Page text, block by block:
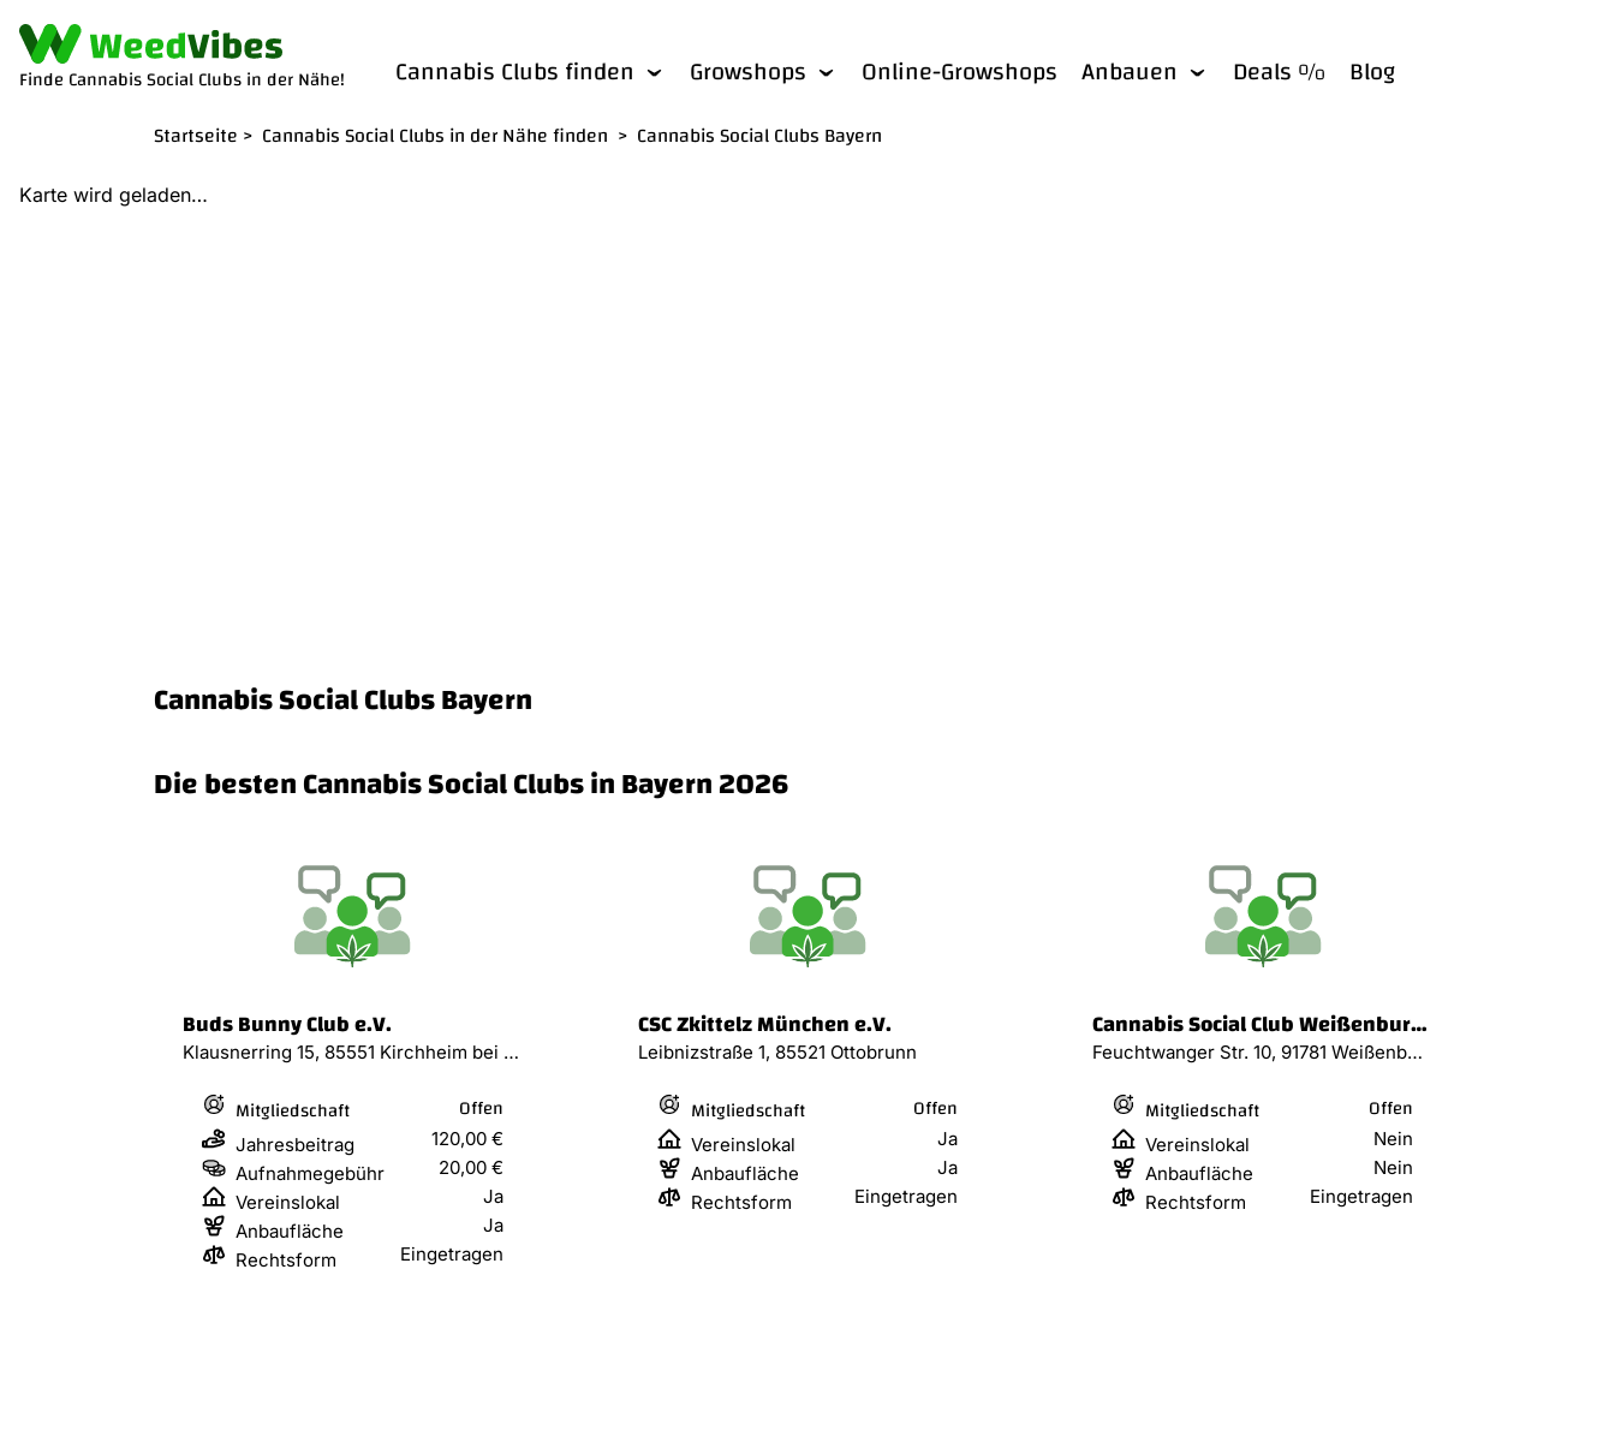
Finde Cannabis Social Clubs in der Nähe! Cannabis Clubs finden Growshops Online-Growshops Anbauen Deals % Blog
Startseite > Cannabis Social Clubs in der Nähe finden > Cannabis Social Clubs Bayern
Karte wird geladen…
Cannabis Social Clubs Bayern
Die besten Cannabis Social Clubs in Bayern 2026
Buds Bunny Club e.V.
Klausnerring 15, 85551 Kirchheim bei München
Mitgliedschaft Offen
Jahresbeitrag
120,00 €
Aufnahmegebühr
20,00 €
Vereinslokal
Ja
Anbaufläche
Ja
Rechtsform
Eingetragen
CSC Zkittelz München e.V.
Leibnizstraße 1, 85521 Ottobrunn
Mitgliedschaft Offen
Vereinslokal
Ja
Anbaufläche
Ja
Rechtsform
Eingetragen
Cannabis Social Club Weißenburg e.V
Feuchtwanger Str. 10, 91781 Weißenburg i. Bay.
Mitgliedschaft Offen
Vereinslokal
Nein
Anbaufläche
Nein
Rechtsform
Eingetragen